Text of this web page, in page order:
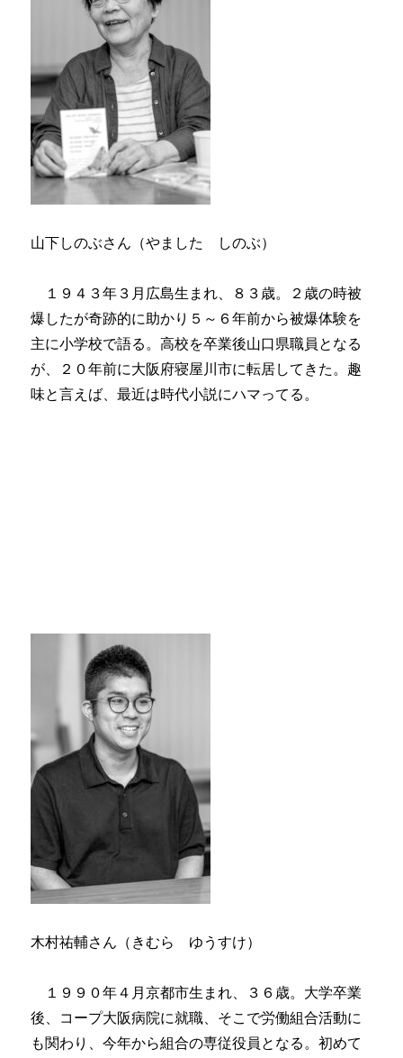
山下しのぶさん（やました しのぶ）
１９４３年３月広島生まれ、８３歳。２歳の時被
爆したが奇跡的に助かり５～６年前から被爆体験を
主に小学校で語る。高校を卒業後山口県職員となる
が、２０年前に大阪府寝屋川市に転居してきた。趣
味と言えば、最近は時代小説にハマってる。
木村祐輔さん（きむら ゆうすけ）
１９９０年４月京都市生まれ、３６歳。大学卒業
後、コープ大阪病院に就職、そこで労働組合活動に
も関わり、今年から組合の専従役員となる。初めて